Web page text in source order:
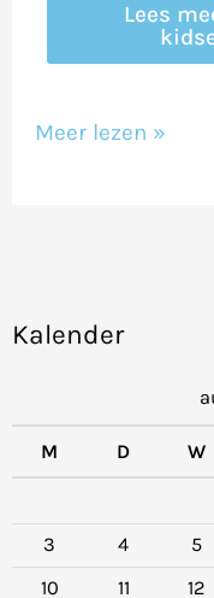
Kalender
M D W
3
4 5
10
11 12
Lees
Meer lezen »